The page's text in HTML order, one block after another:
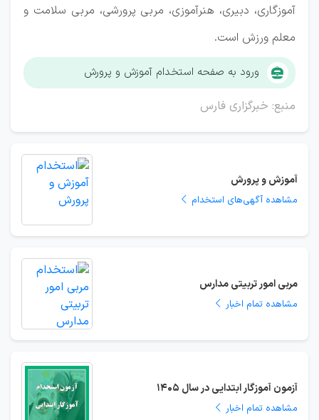
آموزگاری، دبیری، هنرآموزی، مربی پرورشی، مربی سلامت و
معلم ورزش است.
ورود به صفحه استخدام آموزش و پرورش
منبع: خبرگزاری فارس
آموزش و پرورش
مشاهده آگهی‌های استخدام
مربی امور تربیتی مدارس
مشاهده تمام اخبار
آزمون آموزگار ابتدایی در سال 1405
مشاهده تمام اخبار